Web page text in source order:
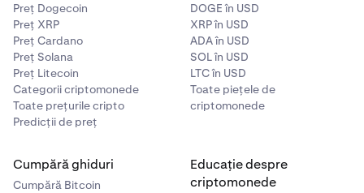
Preț Dogecoin
Preț XRP
Preț Cardano
Preț Solana
Preț Litecoin
Categorii criptomonede
Toate prețurile cripto
Predicții de preț
DOGE în USD
XRP în USD
ADA în USD
SOL în USD
LTC în USD
Toate piețele de
criptomonede
Cumpără ghiduri
Cumpără Bitcoin
Educație despre
criptomonede